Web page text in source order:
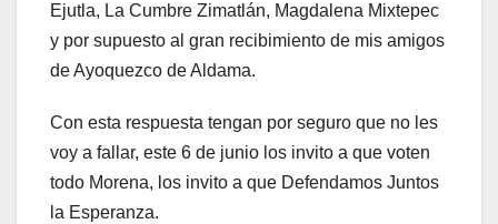
Ejutla, La Cumbre Zimatlán, Magdalena Mixtepec
y por supuesto al gran recibimiento de mis amigos
de Ayoquezco de Aldama.
Con esta respuesta tengan por seguro que no les
voy a fallar, este 6 de junio los invito a que voten
todo Morena, los invito a que Defendamos Juntos
la Esperanza.